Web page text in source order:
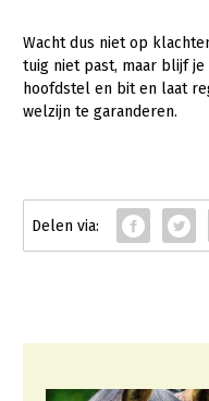
Wacht dus niet op
tuig niet past, maar blijf
hoofdstel en bit en laat
welzijn te garanderen.